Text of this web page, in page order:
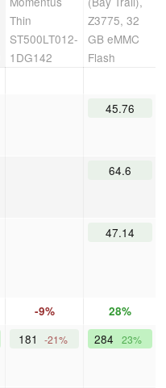
Thin
ST500LT012-
1DG142
Z3775, 32
GB eMMC
Flash
45.76
64.6
47.14
-9% 28%
181 -21% 284 23%